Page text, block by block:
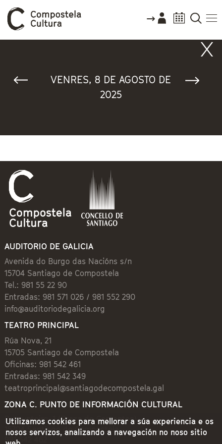
VENRES, 8 DE AGOSTO DE
2025
AUDITORIO DE GALICIA
Avenida do Burgo das Nacións s/n
15704 Santiago de Compostela
Tel.: 981 55 22 90
Entradas: 981 571 026 / 981 552 290
info@auditoriodegalicia.org
TEATRO PRINCIPAL
Rúa Nova, 21
15705 Santiago de Compostela
Oficinas: 981 542 461
Entradas: 981 542 349
teatroprincipal@santiagodecompostela.gal
ZONA C. PUNTO DE INFORMACIÓN CULTURAL
Preguntoiro, 1 (Praza de Cervantes)
15704 Santiago de Compostela
981 542 462
Utilizamos cookies para mellorar a súa experiencia e os
nosos servizos, analizando a navegación no noso sitio